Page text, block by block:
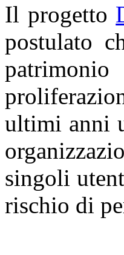
Il progetto
postulato
ultimi anni
singoli
rischio di